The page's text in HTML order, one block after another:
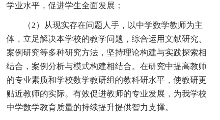
学业水平，促进学生全面发展；
（2）从现实存在问题人手，以中学数学教师为主
体，立足解决本学校的教学问题，综合运用文献研究、
案例研究等多种研究方法，坚持理论构建与实践探索相
结合，案例分析与模式构建相结合。在研究中提高教师
的专业素质和学校数学教研组的教科研水平，使教研更
贴近教师的实际。有效促进教师的专业发展，为我学校
中学数学教育质量的持续提升提供智力支撑。